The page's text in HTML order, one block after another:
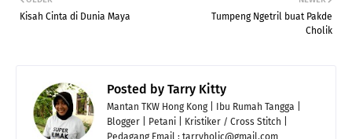
Tumpeng Ngetril buat Pakde
Cholik
Kisah Cinta di Dunia Maya
Posted by Tarry Kitty
Mantan TKW Hong Kong | Ibu Rumah Tangga |
Blogger | Petani | Kristiker / Cross Stitch |